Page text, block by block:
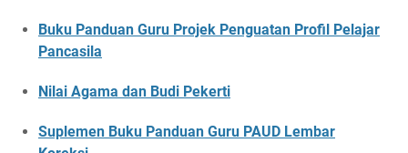
Buku Panduan Guru Projek Penguatan Profil Pelajar
Pancasila
Nilai Agama dan Budi Pekerti
Suplemen Buku Panduan Guru PAUD Lembar